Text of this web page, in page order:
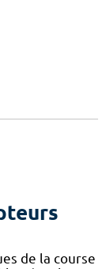
de la course